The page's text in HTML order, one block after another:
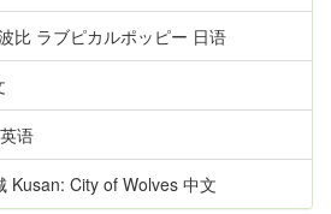
比 ラブピカルポッピー 日语
语
Kusan: City of Wolves 中文